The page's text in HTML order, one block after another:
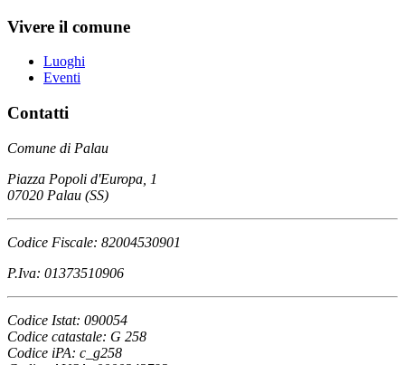
Vivere il comune
Luoghi
Eventi
Contatti
Comune di Palau
Piazza Popoli d'Europa, 1
07020 Palau (SS)
Codice Fiscale: 82004530901
P.Iva: 01373510906
Codice Istat: 090054
Codice catastale: G 258
Codice iPA: c_g258